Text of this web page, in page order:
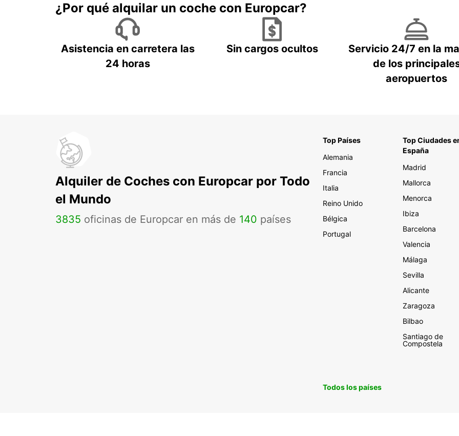
¿Por qué alquilar un coche con Europcar?
Asistencia en carretera las
24 horas
Sin cargos ocultos
Servicio 24/7 en la
de los
aeropuertos
Alquiler de Coches con Europcar por Todo
el Mundo
3835 oficinas de Europcar en más de 140 países
Top Países
Alemania
Francia
Italia
Reino Unido
Bélgica
Portugal
Top Ciudades
España
Madrid
Mallorca
Menorca
Ibiza
Barcelona
Valencia
Málaga
Sevilla
Alicante
Zaragoza
Bilbao
Santiago de
Compostela
Todos los países